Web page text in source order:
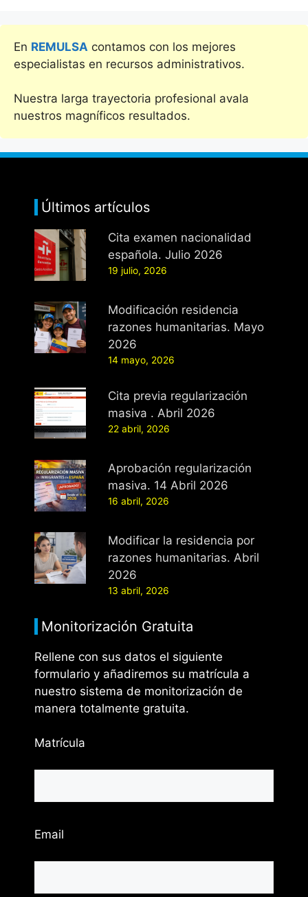
En REMULSA contamos con los mejores
especialistas en recursos administrativos.
Nuestra larga trayectoria profesional avala
nuestros magníficos resultados.
Últimos artículos
Cita examen nacionalidad
española. Julio 2026
19 julio, 2026
Modificación residencia
razones humanitarias. Mayo
2026
14 mayo, 2026
Cita previa regularización
masiva . Abril 2026
22 abril, 2026
Aprobación regularización
masiva. 14 Abril 2026
16 abril, 2026
Modificar la residencia por
razones humanitarias. Abril
2026
13 abril, 2026
Monitorización Gratuita
Rellene con sus datos el siguiente
formulario y añadiremos su matrícula a
nuestro sistema de monitorización de
manera totalmente gratuita.
Matrícula
Email